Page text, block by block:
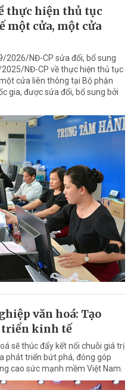
thực hiện thủ tục
một cửa, một cửa
2026/NĐ-CP sửa đổi, bổ sung
NĐ-CP về thực hiện thủ tục
cửa liên thông tại Bộ phận
gia, được sửa đổi, bổ sung bởi
văn hoá: Tạo
triển kinh tế
sẽ thúc đẩy kết nối chuỗi giá trị
phát triển bứt phá, đóng góp
cao sức mạnh mềm Việt Nam.